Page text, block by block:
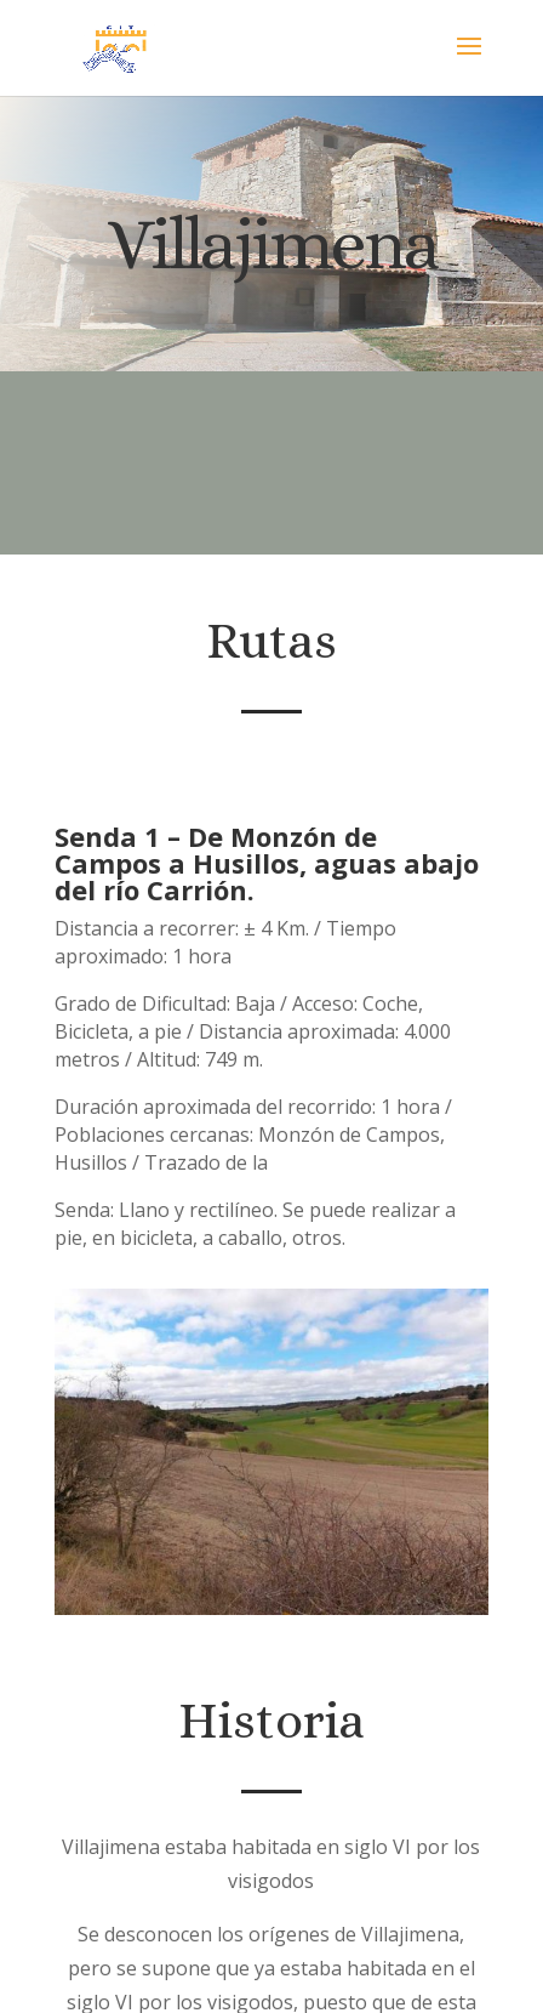
Villajimena
Rutas
Senda 1 – De Monzón de
Campos a Husillos, aguas abajo
del río Carrión.
Distancia a recorrer: ± 4 Km. / Tiempo
aproximado: 1 hora
Grado de Dificultad: Baja / Acceso: Coche,
Bicicleta, a pie / Distancia aproximada: 4.000
metros / Altitud: 749 m.
Duración aproximada del recorrido: 1 hora /
Poblaciones cercanas: Monzón de Campos,
Husillos / Trazado de la
Senda: Llano y rectilíneo. Se puede realizar a
pie, en bicicleta, a caballo, otros.
Historia
Villajimena estaba habitada en siglo VI por los
visigodos
Se desconocen los orígenes de Villajimena,
pero se supone que ya estaba habitada en el
siglo VI por los visigodos, puesto que de esta